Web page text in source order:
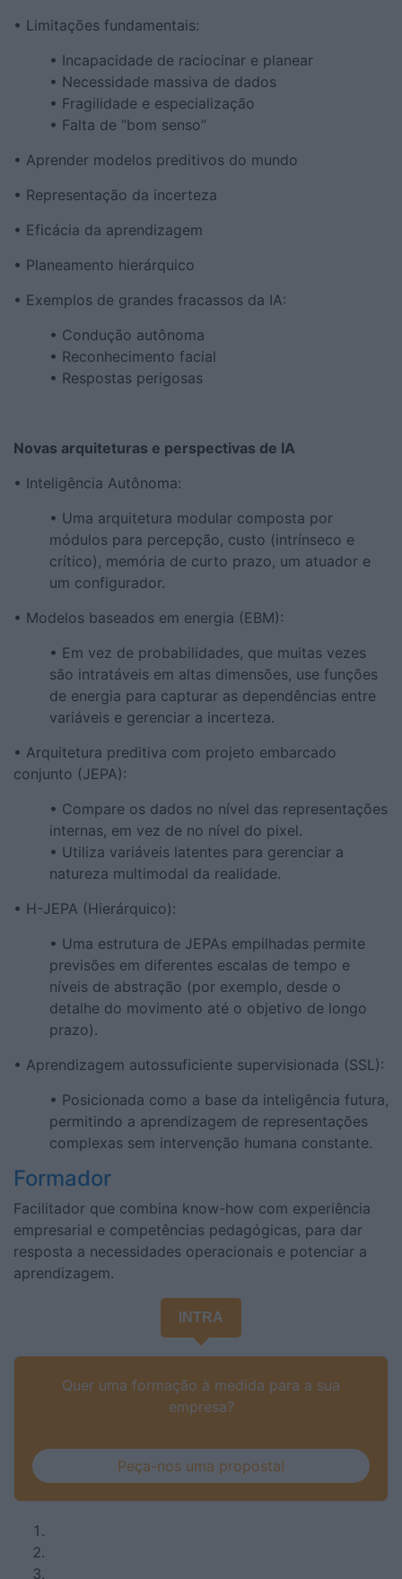
• Limitações fundamentais:
• Incapacidade de raciocinar e planear
• Necessidade massiva de dados
• Fragilidade e especialização
• Falta de “bom senso”
• Aprender modelos preditivos do mundo
• Representação da incerteza
• Eficácia da aprendizagem
• Planeamento hierárquico
• Exemplos de grandes fracassos da IA:
• Condução autônoma
• Reconhecimento facial
• Respostas perigosas
Novas arquiteturas e perspectivas de IA
• Inteligência Autônoma:
• Uma arquitetura modular composta por
módulos para percepção, custo (intrínseco e
crítico), memória de curto prazo, um atuador e
um configurador.
• Modelos baseados em energia (EBM):
• Em vez de probabilidades, que muitas vezes
são intratáveis ​​em altas dimensões, use funções
de energia para capturar as dependências entre
variáveis ​​e gerenciar a incerteza.
• Arquitetura preditiva com projeto embarcado
conjunto (JEPA):
• Compare os dados no nível das representações
internas, em vez de no nível do pixel.
• Utiliza variáveis ​​latentes para gerenciar a
natureza multimodal da realidade.
• H-JEPA (Hierárquico):
• Uma estrutura de JEPAs empilhadas permite
previsões em diferentes escalas de tempo e
níveis de abstração (por exemplo, desde o
detalhe do movimento até o objetivo de longo
prazo).
• Aprendizagem autossuficiente supervisionada (SSL):
• Posicionada como a base da inteligência futura,
permitindo a aprendizagem de representações
complexas sem intervenção humana constante.
Formador
Facilitador que combina know-how com experiência
empresarial e competências pedagógicas, para dar
resposta a necessidades operacionais e potenciar a
aprendizagem.
INTRA
Quer uma formação à medida para a sua
empresa?
Peça-nos uma proposta!